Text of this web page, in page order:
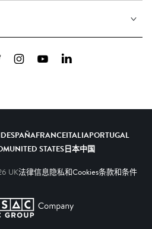
InstagramYouTubeLinkedIn
ESPAÑAFRANCEITALIAPORTUGAL
UNITED STATES日本中国
UK法律信息隐私和Cookies条款和条件
A SESAC Company